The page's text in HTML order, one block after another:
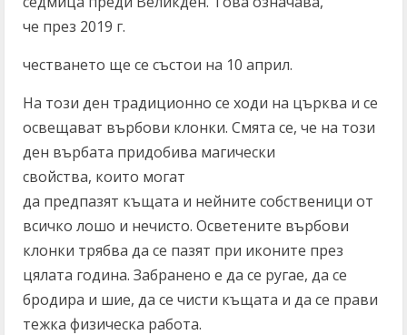
че през 2019 г.
честването ще се състои на 10 април.
На този ден традиционно се ходи на църква и се
освещават върбови клонки. Смята се, че на този
ден върбата придобива магически
свойства, които могат
да предпазят къщата и нейните собственици от
всичко лошо и нечисто. Осветените върбови
клонки трябва да се пазят при иконите през
цялата година. Забранено е да се ругае, да се
бродира и шие, да се чисти къщата и да се прави
тежка физическа работа.